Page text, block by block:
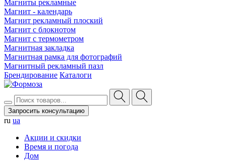
Магниты рекламные
Магнит - календарь
Магнит рекламный плоский
Магнит с блокнотом
Магнит с термометром
Магнитная закладка
Магнитная рамка для фотографий
Магнитный рекламный пазл
Брендирование Каталоги
Запросить консультацию
ru ua
Акции и скидки
Время и погода
Дом